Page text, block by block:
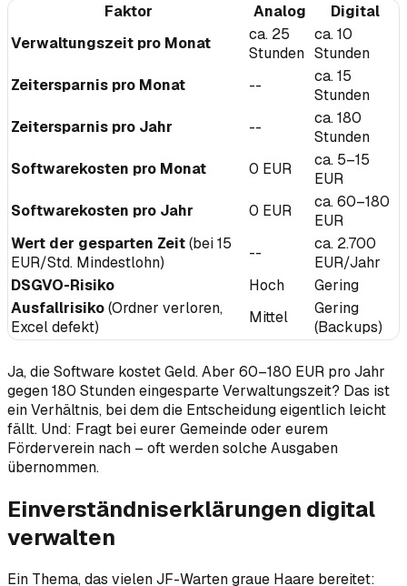
Faktor Analog
Digital
Verwaltungszeit pro Monat
ca. 25
Stunden
ca. 10
Stunden
Zeitersparnis pro Monat
--
ca. 15
Stunden
Zeitersparnis pro Jahr
--
ca. 180
Stunden
Softwarekosten pro Monat
0 EUR
ca. 5–15
EUR
Softwarekosten pro Jahr
0 EUR
ca. 60–180
EUR
Wert der gesparten Zeit(bei 15
EUR/Std. Mindestlohn)
--
ca. 2.700
EUR/Jahr
DSGVO-Risiko
Hoch
Gering
Ausfallrisiko(Ordner verloren,
Excel defekt)
Mittel
Gering
(Backups)
Ja, die Software kostet Geld. Aber 60–180 EUR pro Jahr
gegen 180 Stunden eingesparte Verwaltungszeit? Das ist
ein Verhältnis, bei dem die Entscheidung eigentlich leicht
fällt. Und: Fragt bei eurer Gemeinde oder eurem
Förderverein nach – oft werden solche Ausgaben
übernommen.
Einverständniserklärungen digital
verwalten
Ein Thema, das vielen JF-Warten graue Haare bereitet: